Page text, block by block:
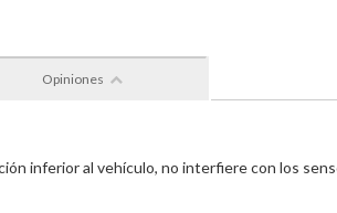
Opiniones
inferior al vehículo, no interfiere con los